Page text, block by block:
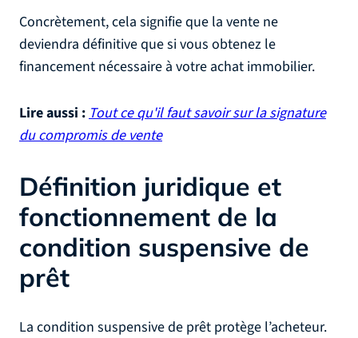
Concrètement, cela signifie que la vente ne
deviendra définitive que si vous obtenez le
financement nécessaire à votre achat immobilier.
Lire aussi :Tout ce qu'il faut savoir sur la signature
du compromis de vente
Définition juridique et
fonctionnement de la
condition suspensive de
prêt
La condition suspensive de prêt protège l’acheteur.